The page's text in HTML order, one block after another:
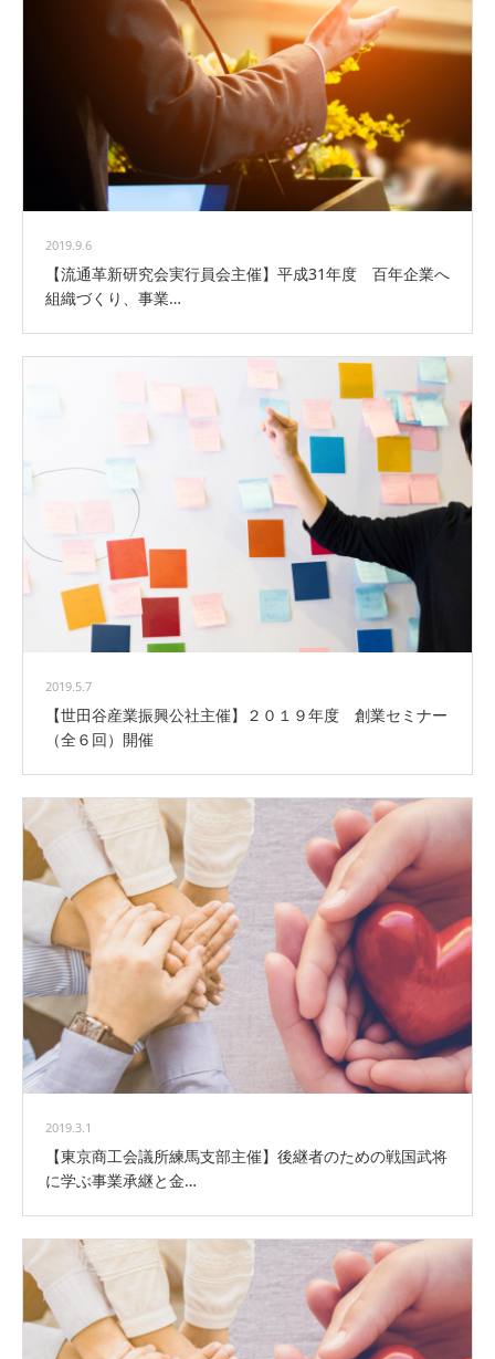
2019.9.6
【流通革新研究会実行員会主催】平成31年度 百年企業へ
組織づくり、事業…
2019.5.7
【世田谷産業振興公社主催】２０１９年度 創業セミナー
（全６回）開催
2019.3.1
【東京商工会議所練馬支部主催】後継者のための戦国武将
に学ぶ事業承継と金…